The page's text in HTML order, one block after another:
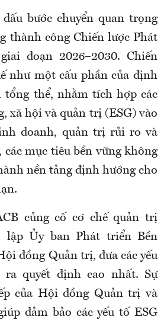
bước chuyển quan trọng
thành công Chiến lược Phát
đoạn 2026–2030. Chiến
như một cấu phần của định
tổng thể, nhằm tích hợp các
xã hội và quản trị (ESG) vào
doanh, quản trị rủi ro và
các mục tiêu bền vững không
nền tảng định hướng cho
củng cố cơ chế quản trị
lập Ủy ban Phát triển Bền
đồng Quản trị, đưa các yếu
ra quyết định cao nhất. Sự
của Hội đồng Quản trị và
đảm bảo các yếu tố ESG